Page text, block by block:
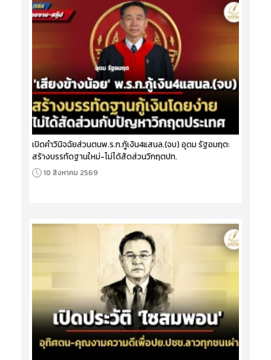
เปิดคำวินิจฉัยส่วนตนพ.ร.ก.กู้เงิน4แสนล.(จบ) อุดม รัฐอมฤต:
สร้างบรรทัดฐานใหม่-ไม่ได้สัดส่วนวิกฤตปท.
10 สิงหาคม 2569